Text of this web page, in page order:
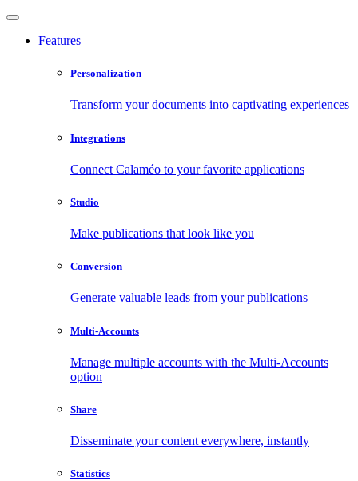
Features
Personalization
Transform your documents into captivating experiences
Integrations
Connect Calaméo to your favorite applications
Studio
Make publications that look like you
Conversion
Generate valuable leads from your publications
Multi-Accounts
Manage multiple accounts with the Multi-Accounts
option
Share
Disseminate your content everywhere, instantly
Statistics